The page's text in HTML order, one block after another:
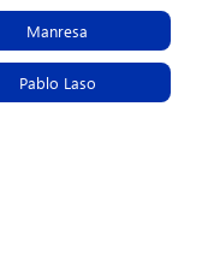
Manresa
Pablo Laso